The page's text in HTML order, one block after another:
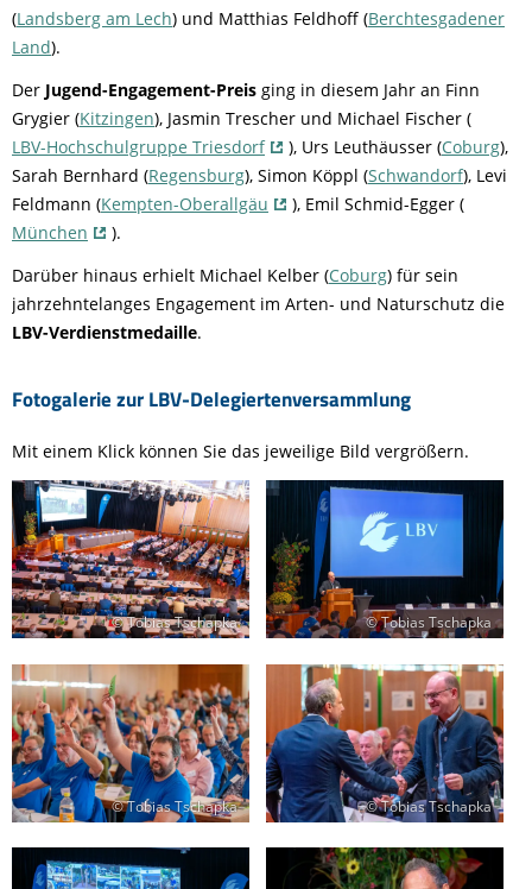
(Landsberg am Lech) und Matthias Feldhoff (Berchtesgadener
Land).
Der Jugend-Engagement-Preis ging in diesem Jahr an Finn
Grygier (Kitzingen), Jasmin Trescher und Michael Fischer (
LBV-Hochschulgruppe Triesdorf
), Urs Leuthäusser (Coburg),
Sarah Bernhard (Regensburg), Simon Köppl (Schwandorf), Levi
Feldmann (Kempten-Oberallgäu
), Emil Schmid-Egger (
München
).
Darüber hinaus erhielt Michael Kelber (Coburg) für sein
jahrzehntelanges Engagement im Arten- und Naturschutz die
LBV-Verdienstmedaille.
Fotogalerie zur LBV-Delegiertenversammlung
Mit einem Klick können Sie das jeweilige Bild vergrößern.
© Tobias Tschapka © Tobias Tschapka
© Tobias Tschapka © Tobias Tschapka